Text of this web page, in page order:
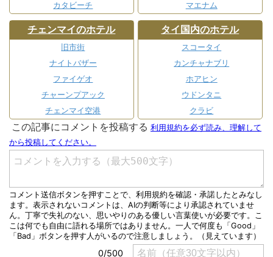
カタビーチ
マエナム
チェンマイのホテル
旧市街
ナイトバザー
ファイゲオ
チャーンプアック
チェンマイ空港
タイ国内のホテル
スコータイ
カンチャナブリ
ホアヒン
ウドンタニ
クラビ